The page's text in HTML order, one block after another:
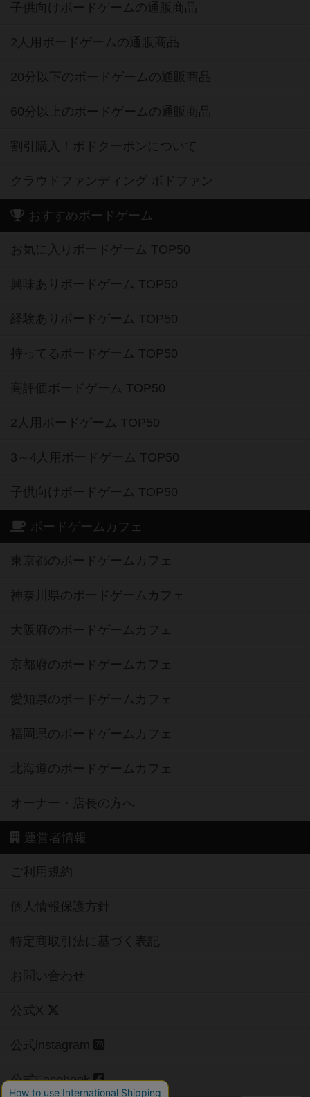
子供向けボードゲームの通販商品
2人用ボードゲームの通販商品
20分以下のボードゲームの通販商品
60分以上のボードゲームの通販商品
割引購入！ボドクーポンについて
クラウドファンディング ボドファン
おすすめボードゲーム
お気に入りボードゲーム TOP50
興味ありボードゲーム TOP50
経験ありボードゲーム TOP50
持ってるボードゲーム TOP50
高評価ボードゲーム TOP50
2人用ボードゲーム TOP50
3～4人用ボードゲーム TOP50
子供向けボードゲーム TOP50
ボードゲームカフェ
東京都のボードゲームカフェ
神奈川県のボードゲームカフェ
大阪府のボードゲームカフェ
京都府のボードゲームカフェ
愛知県のボードゲームカフェ
福岡県のボードゲームカフェ
北海道のボードゲームカフェ
オーナー・店長の方へ
運営者情報
ご利用規約
個人情報保護方針
特定商取引法に基づく表記
お問い合わせ
公式X
公式instagram
公式Facebook